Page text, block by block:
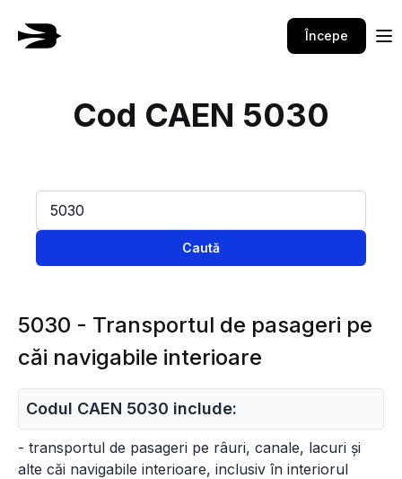
Începe
Cod CAEN 5030
Caută
5030 - Transportul de pasageri pe
căi navigabile interioare
Codul CAEN 5030 include:
- transportul de pasageri pe râuri, canale, lacuri și
alte căi navigabile interioare, inclusiv în interiorul